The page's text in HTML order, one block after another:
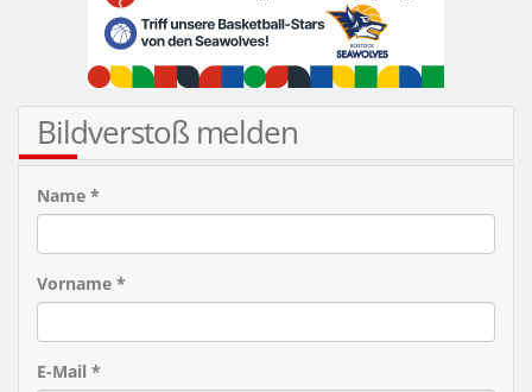
Bildverstoß melden
Name *
Vorname *
E-Mail *